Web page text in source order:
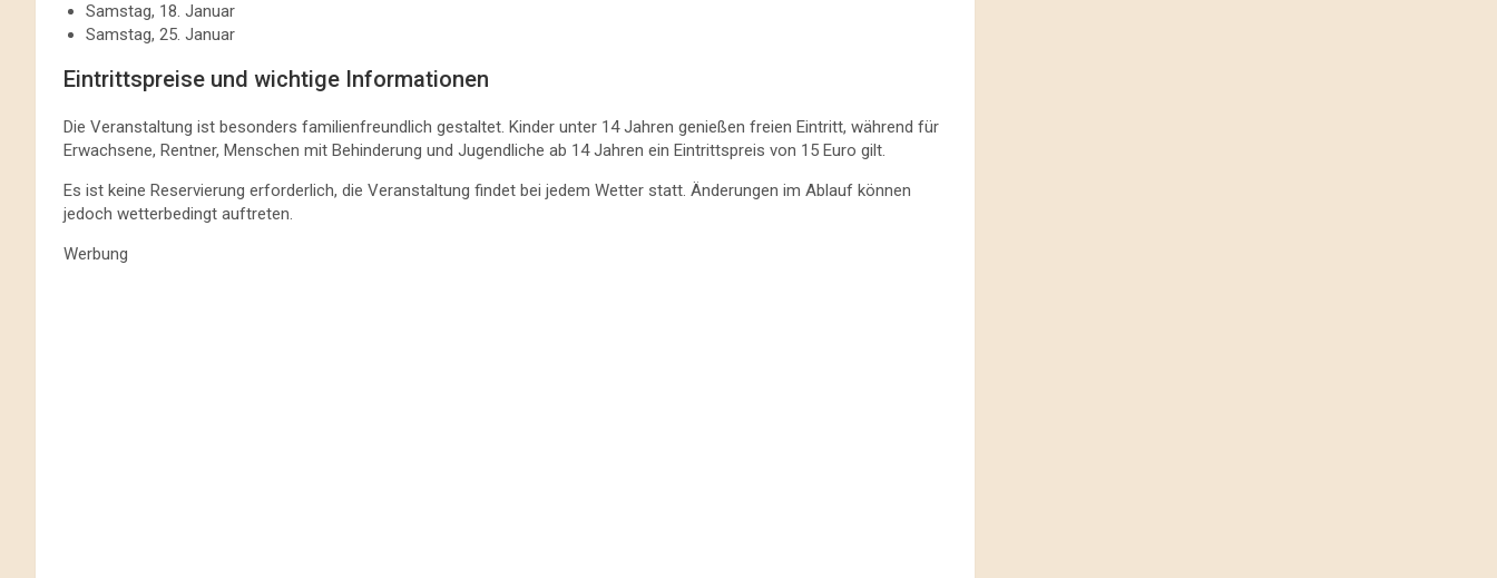
Samstag, 18. Januar
Samstag, 25. Januar
Eintrittspreise und wichtige Informationen
Die Veranstaltung ist besonders familienfreundlich gestaltet. Kinder unter 14 Jahren genießen freien Eintritt, während für
Erwachsene, Rentner, Menschen mit Behinderung und Jugendliche ab 14 Jahren ein Eintrittspreis von 15 Euro gilt.
Es ist keine Reservierung erforderlich, die Veranstaltung findet bei jedem Wetter statt. Änderungen im Ablauf können
jedoch wetterbedingt auftreten.
Werbung